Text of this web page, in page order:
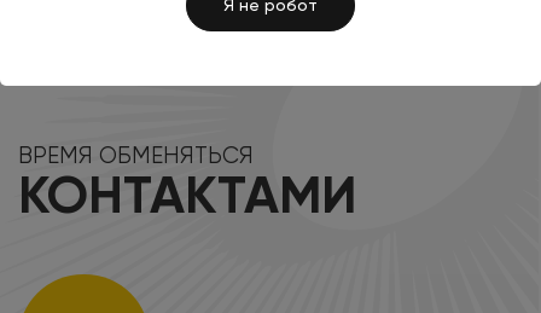
Я не робот
ВРЕМЯ ОБМЕНЯТЬСЯ
КОНТАКТАМИ